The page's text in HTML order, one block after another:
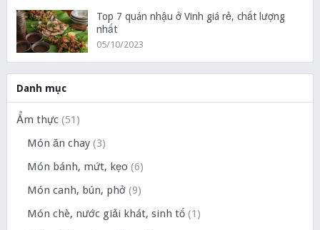
Top 7 quán nhậu ở Vinh giá rẻ, chất lượng
nhất
05/10/2023
Danh mục
Ẩm thực(51)
Món ăn chay(3)
Món bánh, mứt, kẹo (6)
Món canh, bún, phở(9)
Món chè, nước giải khát, sinh tố(1)